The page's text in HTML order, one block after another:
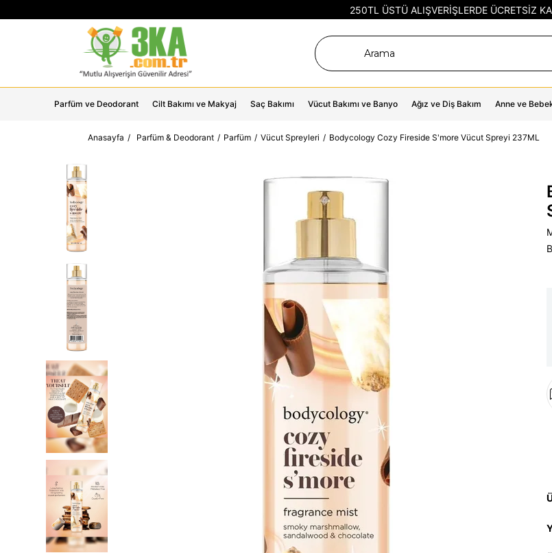
250TL ÜSTÜ ALIŞVERİŞLERDE ÜCRETSİZ
Parfüm ve Deodorant Cilt Bakımı ve Makyaj Saç Bakımı Vücut Bakımı ve Banyo Ağız ve Diş Bakım Anne ve
Anasayfa Parfüm & Deodorant Parfüm Vücut Spreyleri Bodycology Cozy Fireside S'more Vücut Spreyi 237ML